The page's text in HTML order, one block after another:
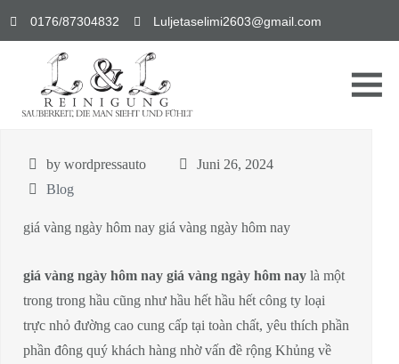
0176/87304832 Luljetaselimi2603@gmail.com
by wordpressauto
Juni 26, 2024
Blog
giá vàng ngày hôm nay giá vàng ngày hôm nay
giá vàng ngày hôm nay giá vàng ngày hôm nay là một
trong trong hầu cũng như hầu hết hầu hết công ty loại
trực nhỏ đường cao cung cấp tại toàn chất, yêu thích phần
phần đông quý khách hàng nhờ vấn đề rộng Khủng về